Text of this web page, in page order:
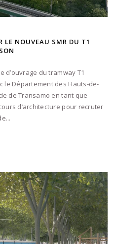
LE NOUVEAU SMR DU T1
d’ouvrage du tramway T1
le Département des Hauts-de-
de Transamo en tant que
d’architecture pour recruter